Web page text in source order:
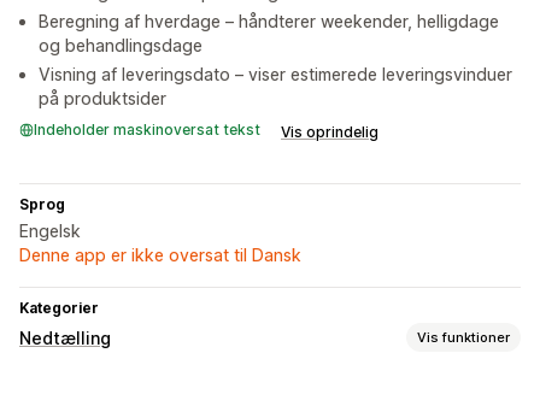
Beregning af hverdage – håndterer weekender, helligdage
og behandlingsdage
Visning af leveringsdato – viser estimerede leveringsvinduer
på produktsider
Indeholder maskinoversat tekst Vis oprindelig
Sprog
Engelsk
Denne app er ikke oversat til Dansk
Kategorier
Nedtælling Vis funktioner